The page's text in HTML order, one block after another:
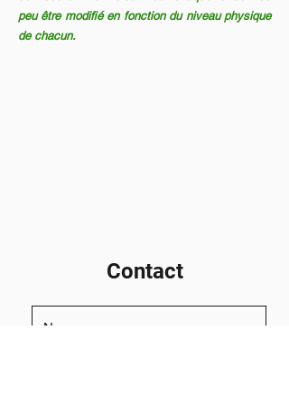
peu être modifié en fonction du niveau physique
de chacun.
Contact